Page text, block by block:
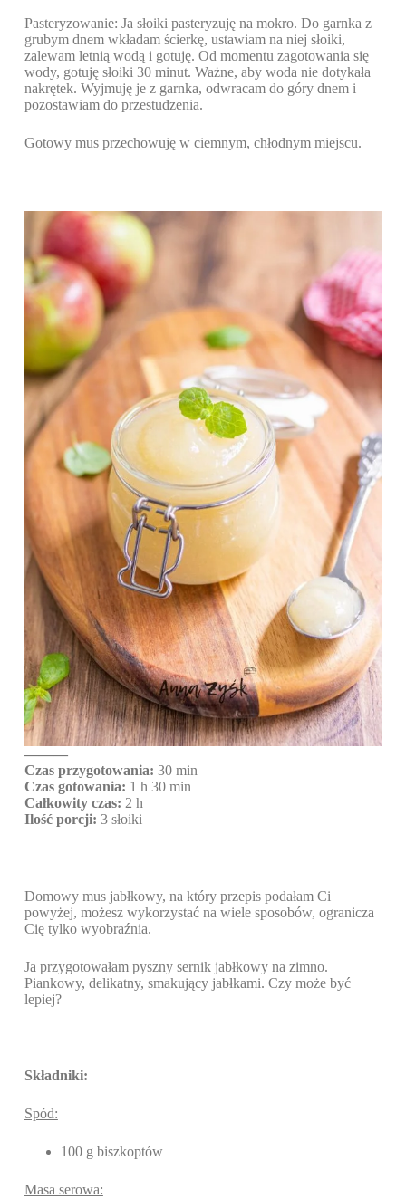
Pasteryzowanie: Ja słoiki pasteryzuję na mokro. Do garnka z
grubym dnem wkładam ścierkę, ustawiam na niej słoiki,
zalewam letnią wodą i gotuję. Od momentu zagotowania się
wody, gotuję słoiki 30 minut. Ważne, aby woda nie dotykała
nakrętek. Wyjmuję je z garnka, odwracam do góry dnem i
pozostawiam do przestudzenia.
Gotowy mus przechowuję w ciemnym, chłodnym miejscu.
———
Czas przygotowania: 30 min
Czas gotowania: 1 h 30 min
Całkowity czas: 2 h
Ilość porcji: 3 słoiki
Domowy mus jabłkowy, na który przepis podałam Ci
powyżej, możesz wykorzystać na wiele sposobów, ogranicza
Cię tylko wyobraźnia.
Ja przygotowałam pyszny sernik jabłkowy na zimno.
Piankowy, delikatny, smakujący jabłkami. Czy może być
lepiej?
Składniki:
Spód:
100 g biszkoptów
Masa serowa: